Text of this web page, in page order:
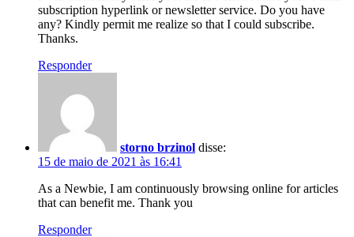
subscription hyperlink or newsletter service. Do you have
any? Kindly permit me realize so that I could subscribe.
Thanks.
Responder
storno brzinol disse:
15 de maio de 2021 às 16:41
As a Newbie, I am continuously browsing online for articles
that can benefit me. Thank you
Responder